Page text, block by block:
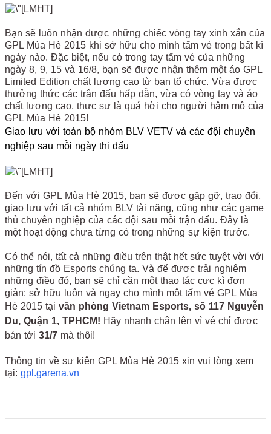
Bạn sẽ luôn nhận được những chiếc vòng tay xinh xắn của
GPL Mùa Hè 2015 khi sở hữu cho mình tấm vé trong bất kì
ngày nào. Đặc biệt, nếu có trong tay tấm vé của những
ngày 8, 9, 15 và 16/8, bạn sẽ được nhận thêm một áo GPL
Limited Edition chất lượng cao từ ban tổ chức. Vừa được
thưởng thức các trận đấu hấp dẫn, vừa có vòng tay và áo
chất lượng cao, thực sự là quá hời cho người hâm mộ của
GPL Mùa Hè 2015!
Giao lưu với toàn bộ nhóm BLV VETV và các đội chuyên
nghiệp sau mỗi ngày thi đấu
Đến với GPL Mùa Hè 2015, bạn sẽ được gặp gỡ, trao đổi,
giao lưu với tất cả nhóm BLV tài năng, cũng như các game
thủ chuyên nghiệp của các đội sau mỗi trận đấu. Đây là
một hoạt động chưa từng có trong những sự kiện trước.
Có thể nói, tất cả những điều trên thật hết sức tuyệt vời với
những tín đồ Esports chúng ta. Và để được trải nghiệm
những điều đó, bạn sẽ chỉ cần một thao tác cực kì đơn
giản: sở hữu luôn và ngay cho mình một tấm vé GPL Mùa
Hè 2015 tại văn phòng Vietnam Esports, số 117 Nguyễn
Du, Quận 1, TPHCM! Hãy nhanh chân lên vì vé chỉ được
bán tới 31/7 mà thôi!
Thông tin về sự kiện GPL Mùa Hè 2015 xin vui lòng xem
tại: gpl.garena.vn